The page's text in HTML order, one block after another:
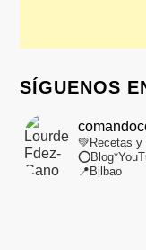
SÍGUENOS
💚Recetas y
📍Bilbao